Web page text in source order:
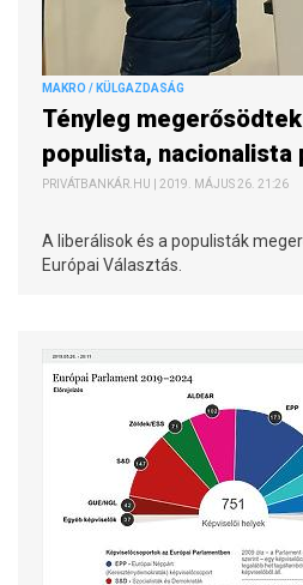
MAKRO / KÜLGAZDASÁG
Tényleg
populista, nacionalista
PRIVÁTBANKÁR.HU | 2019. MÁJUS 26. 21:26
A liberálisok és a populisták
Európai Választás.